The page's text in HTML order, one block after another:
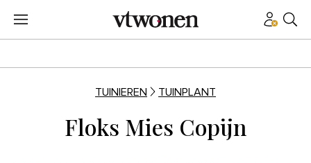
TUINIEREN TUINPLANT
Floks Mies Copijn